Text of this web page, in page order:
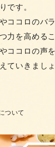
です。
ココロのバ
力を高める
ココロの声
ていきましょ
ついて